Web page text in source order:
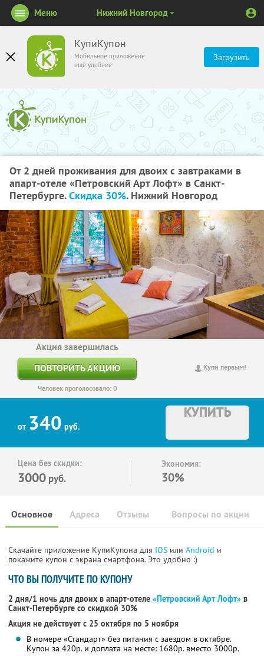
КупиКупон
Мобильное приложение
ещё удобнее
Загрузить
Меню Нижний Новгород
От 2 дней проживания для двоих с завтраками в
апарт-отеле «Петровский Арт Лофт» в Санкт-
Петербурге.Скидка 30%. Нижний Новгород
Купи первым!
Акция завершилась
ПОВТОРИТЬ АКЦИЮ
Человек проголосовало: 0
от 340 руб.
КУПИТЬ
Цена без скидки:
3000 руб.
Экономия:
30%
Основное Отзывы Вопросы по акции
Адреса
Скачайте приложение КупиКупона для IOS или Android и
покажите купон с экрана смартфона. Это удобно :)
ЧТО ВЫ ПОЛУЧИТЕ ПО КУПОНУ
2 дня/1 ночь для двоих в апарт-отеле «Петровский Арт Лофт» в
Санкт-Петербурге со скидкой 30%
Акция не действует с 25 октября по 5 ноября
В номере «Стандарт» без питания с заездом в октябре.
Купон за 420р. и доплата на месте: 1680р. вместо 3000р.